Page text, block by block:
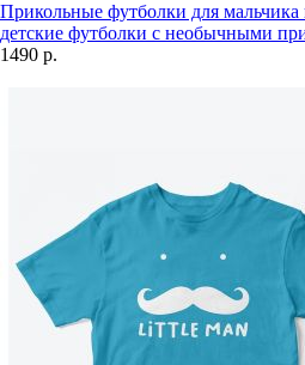
Прикольные футболки для
детские футболки с необычными
1490 р.